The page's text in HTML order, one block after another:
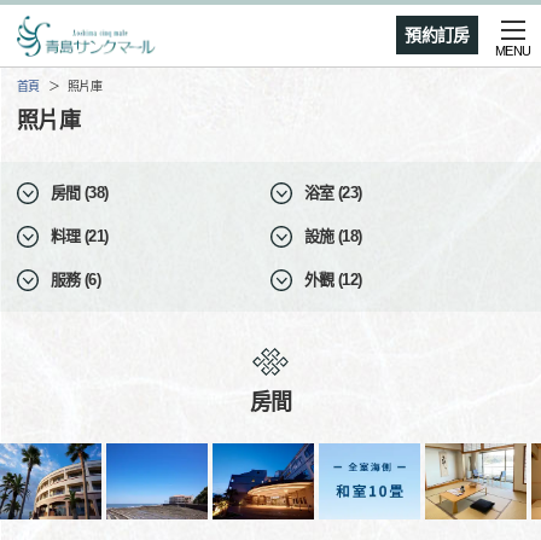
預約訂房
MENU
首頁 照片庫
照片庫
房間 (38) 浴室 (23)
料理 (21) 設施 (18)
服務 (6) 外觀 (12)
房間